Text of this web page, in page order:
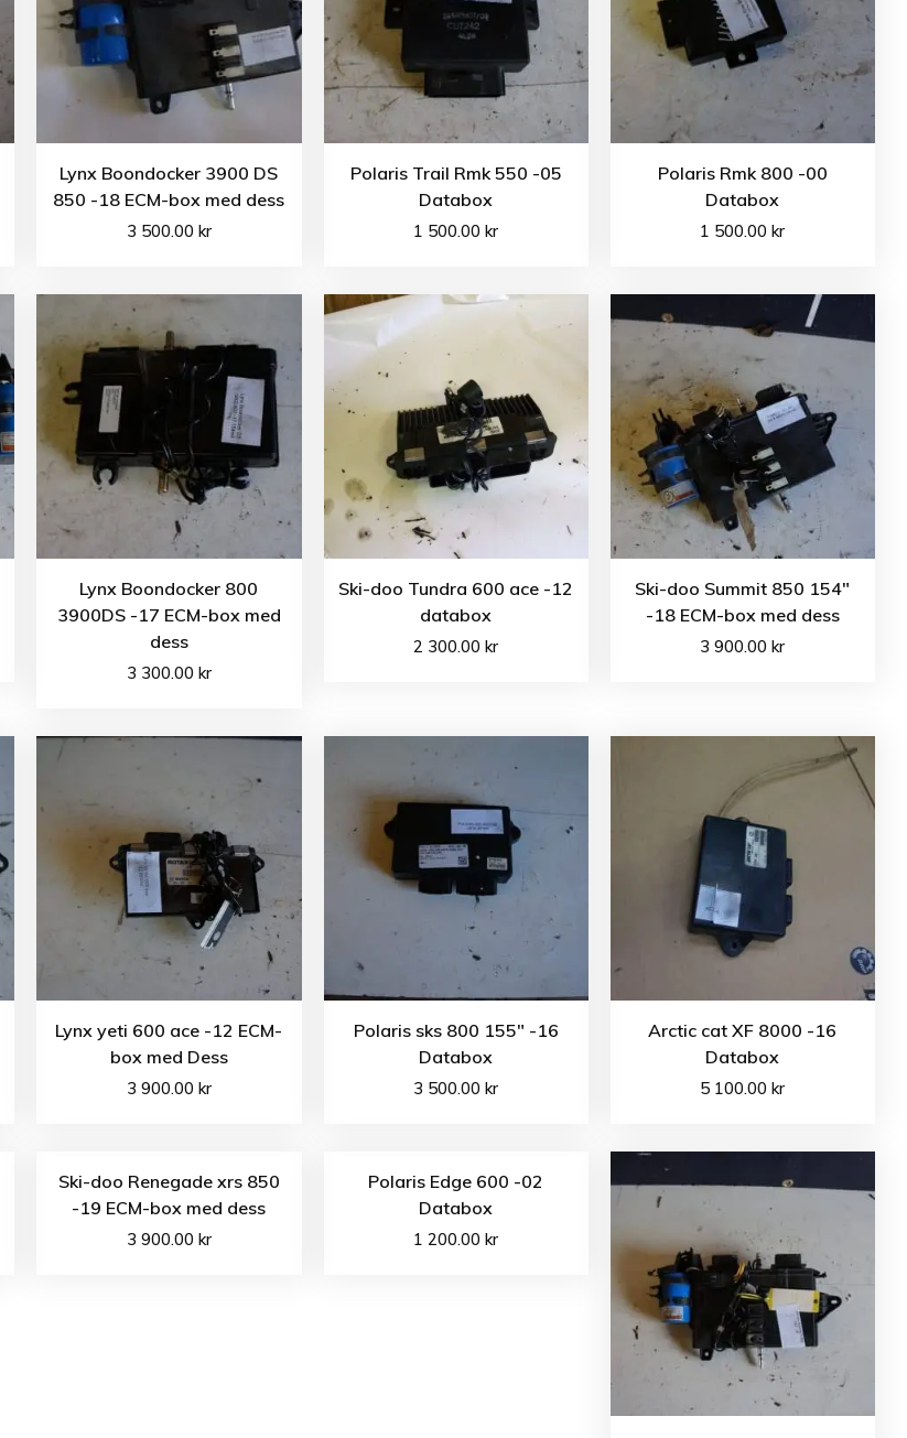
Lynx Boondocker 3900 DS
850 -18 ECM-box med dess
3 500.00 kr
Polaris Trail Rmk 550 -05
Databox
1 500.00kr
Polaris Rmk 800 -00
Databox
1 500.00kr
Lynx Boondocker 800
3900DS -17 ECM-box med
dess
3 300.00 kr
Ski-doo Tundra 600 ace -12
databox
2 300.00kr
Ski-doo Summit 850 154″
-18 ECM-box med dess
3 900.00kr
Lynx yeti 600 ace -12 ECM-
box med Dess
3 900.00 kr
Polaris sks 800 155″ -16
Databox
3 500.00kr
Arctic cat XF 8000 -16
Databox
5 100.00kr
Ski-doo Renegade xrs 850
-19 ECM-box med dess
3 900.00 kr
Polaris Edge 600 -02
Databox
1 200.00kr